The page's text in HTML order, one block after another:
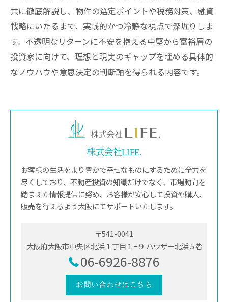
共に徹底解説し、物件の選定ポイントや税務対策、融資
戦略にいたるまで、実践的かつ冷静な視点で深堀りしま
す。不透明なリターンに不安を抱える中堅から富裕層の
投資家に向けて、理想と現実のギャップを埋める具体的
なノウハウや意思決定の判断軸を得られる内容です。
株式会社LIFE.
お客様の生活をより豊かで幸せなものにするために全力を
尽くしており、不動産投資の知識だけでなく、市場動向を
踏まえた情報提供に努め、お客様が安心して投資や購入、
販売を行えるよう大阪にてサポートいたします。
〒541-0041
大阪府大阪市中央区北浜１丁目１−９ ハウザー北浜 5階
06-6926-8876
お問い合わせはこちら